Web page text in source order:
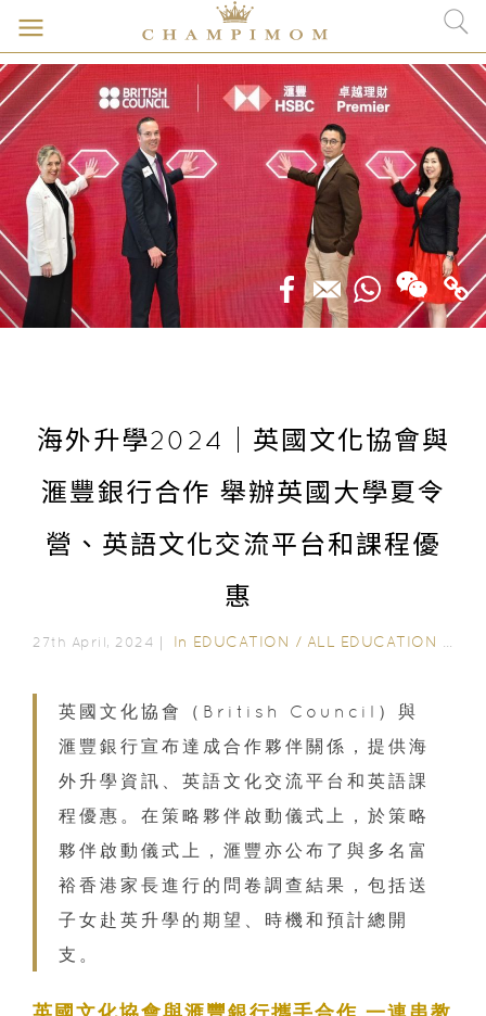
海外升學2024｜英國文化協會與
滙豐銀行合作 舉辦英國大學夏令
營、英語文化交流平台和課程優
惠
27th April, 2024｜ In EDUCATION / ALL EDUCATION
英國文化協會（British Council）與
滙豐銀行宣布達成合作夥伴關係，提供海
外升學資訊、英語文化交流平台和英語課
程優惠。在策略夥伴啟動儀式上，於策略
夥伴啟動儀式上，滙豐亦公布了與多名富
裕香港家長進行的問卷調查結果，包括送
子女赴英升學的期望、時機和預計總開
支。